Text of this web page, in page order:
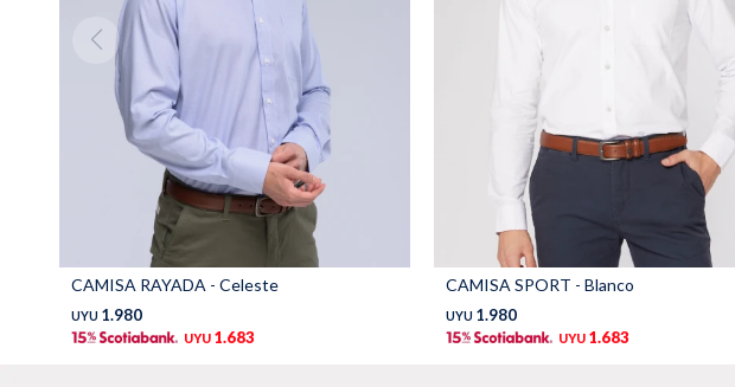
CAMISA RAYADA - Celeste
UYU 1.980
UYU 1.683
CAMISA SPORT - Blanco
UYU 1.980
UYU 1.683